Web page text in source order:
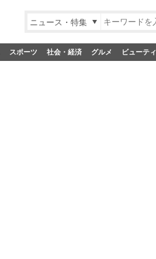
ニュース・特集
スポーツ 社会・経済 グルメ ビューティ